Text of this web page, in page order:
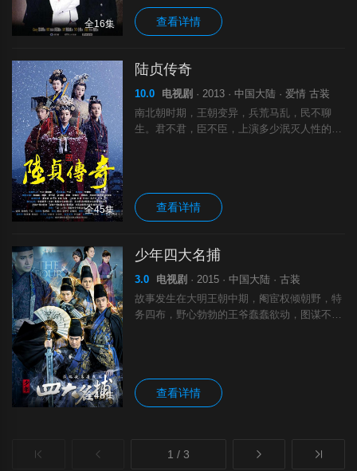
全16集 查看详情
全45集
陆贞传奇
10.0 电视剧 · 2013 · 中国大陆 · 爱情 古装
南北朝时期，王朝变异，兵荒马乱，民不聊
生。君不君，臣不臣，上演多少泯灭人性的乱
祚
查看详情
全48集
少年四大名捕
3.0 电视剧 · 2015 · 中国大陆 · 古装
故事发生在大明王朝中期，阉宦权倾朝野，特
务四布，野心勃勃的王爷蠢蠢欲动，图谋不
龙
查看详情
1 / 3